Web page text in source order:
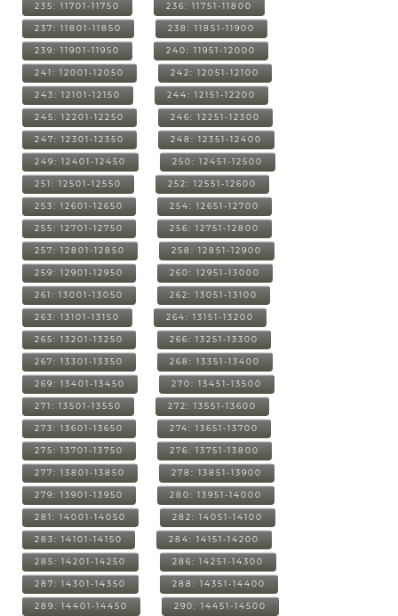
235: 11701-11750 236: 11751-11800
237: 11801-11850 238: 11851-11900
239: 11901-11950 240: 11951-12000
241: 12001-12050 242: 12051-12100
243: 12101-12150 244: 12151-12200
245: 12201-12250 246: 12251-12300
247: 12301-12350 248: 12351-12400
249: 12401-12450 250: 12451-12500
251: 12501-12550 252: 12551-12600
253: 12601-12650 254: 12651-12700
255: 12701-12750 256: 12751-12800
257: 12801-12850 258: 12851-12900
259: 12901-12950 260: 12951-13000
261: 13001-13050 262: 13051-13100
263: 13101-13150 264: 13151-13200
265: 13201-13250 266: 13251-13300
267: 13301-13350 268: 13351-13400
269: 13401-13450 270: 13451-13500
271: 13501-13550 272: 13551-13600
273: 13601-13650 274: 13651-13700
275: 13701-13750 276: 13751-13800
277: 13801-13850 278: 13851-13900
279: 13901-13950 280: 13951-14000
281: 14001-14050 282: 14051-14100
283: 14101-14150 284: 14151-14200
285: 14201-14250 286: 14251-14300
287: 14301-14350 288: 14351-14400
289: 14401-14450 290: 14451-14500